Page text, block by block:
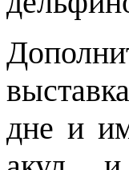
дне и